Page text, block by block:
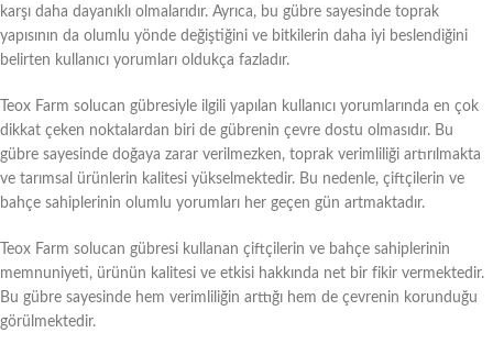
karşı daha dayanıklı olmalarıdır. Ayrıca, bu gübre sayesinde toprak
yapısının da olumlu yönde değiştiğini ve bitkilerin daha iyi beslendiğini
belirten kullanıcı yorumları oldukça fazladır.
Teox Farm solucan gübresiyle ilgili yapılan kullanıcı yorumlarında en çok
dikkat çeken noktalardan biri de gübrenin çevre dostu olmasıdır. Bu
gübre sayesinde doğaya zarar verilmezken, toprak verimliliği artırılmakta
ve tarımsal ürünlerin kalitesi yükselmektedir. Bu nedenle, çiftçilerin ve
bahçe sahiplerinin olumlu yorumları her geçen gün artmaktadır.
Teox Farm solucan gübresi kullanan çiftçilerin ve bahçe sahiplerinin
memnuniyeti, ürünün kalitesi ve etkisi hakkında net bir fikir vermektedir.
Bu gübre sayesinde hem verimliliğin arttığı hem de çevrenin korunduğu
görülmektedir.